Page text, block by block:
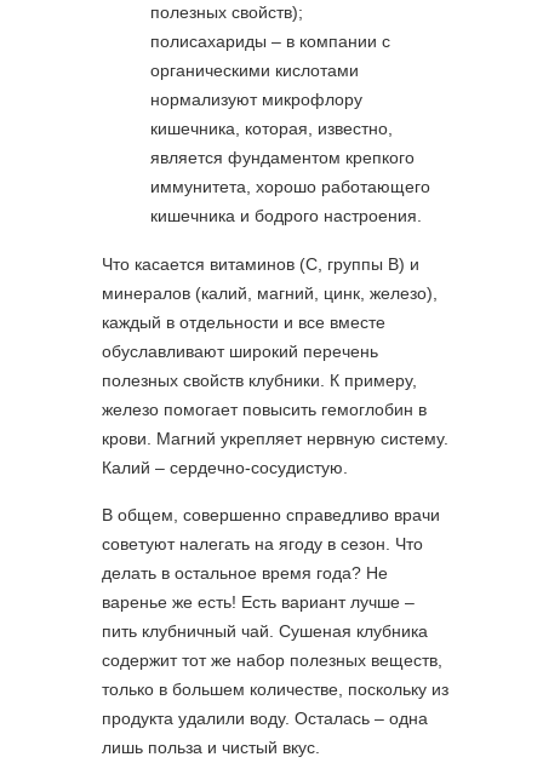
полезных свойств);
полисахариды – в компании с
органическими кислотами
нормализуют микрофлору
кишечника, которая, известно,
является фундаментом крепкого
иммунитета, хорошо работающего
кишечника и бодрого настроения.
Что касается витаминов (С, группы B) и
минералов (калий, магний, цинк, железо),
каждый в отдельности и все вместе
обуславливают широкий перечень
полезных свойств клубники. К примеру,
железо помогает повысить гемоглобин в
крови. Магний укрепляет нервную систему.
Калий – сердечно-сосудистую.
В общем, совершенно справедливо врачи
советуют налегать на ягоду в сезон. Что
делать в остальное время года? Не
варенье же есть! Есть вариант лучше –
пить клубничный чай. Сушеная клубника
содержит тот же набор полезных веществ,
только в большем количестве, поскольку из
продукта удалили воду. Осталась – одна
лишь польза и чистый вкус.